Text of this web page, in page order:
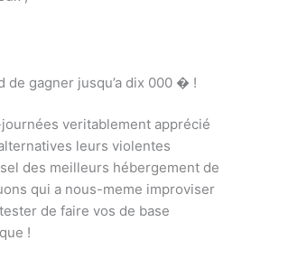
de gagner jusqu’a dix 000 � !
veritablement apprécié
leurs violentes
des meilleurs hébergement de
qui a nous-meme improviser
de faire vos de base
!